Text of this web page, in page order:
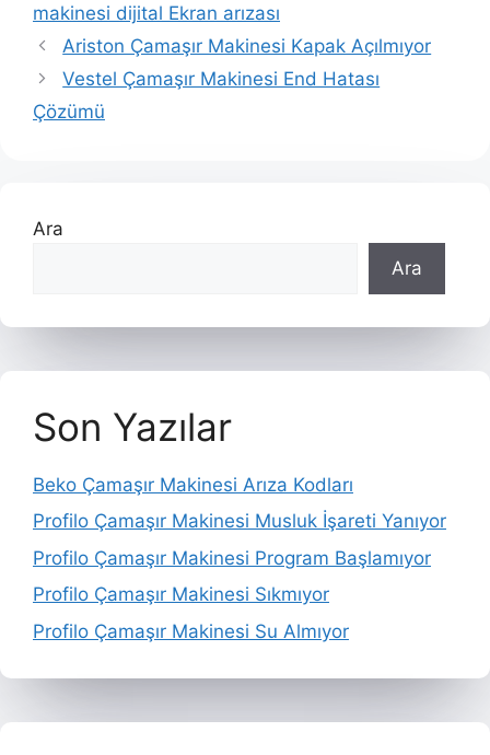
makinesi dijital Ekran arızası
Ariston Çamaşır Makinesi Kapak Açılmıyor
Vestel Çamaşır Makinesi End Hatası
Çözümü
Ara
Ara
Son Yazılar
Beko Çamaşır Makinesi Arıza Kodları
Profilo Çamaşır Makinesi Musluk İşareti Yanıyor
Profilo Çamaşır Makinesi Program Başlamıyor
Profilo Çamaşır Makinesi Sıkmıyor
Profilo Çamaşır Makinesi Su Almıyor